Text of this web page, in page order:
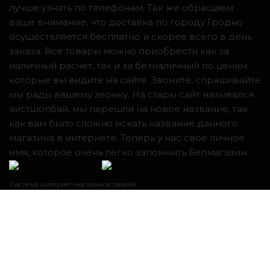
лучше узнать по телефонам. Так же обращаем
ваше внимание, что доставка по городу Гродно
осуществляется бесплатно и скорее всего в день
заказа. Все товары можно приобрести как за
наличный расчет, так и за безналичный по ценам
которые вы видите на сайте. Звоните, спрашивайте
мы рады вашему звонку. На стары сайт назывался
аистшопбай, мы перешли на новое название, так
как вам было сложно искать название данного
магазина в интернете. Теперь у нас свое личное
имя, которое очень легко запомнить Белмагазин.
Система интернет-магазинов beseller